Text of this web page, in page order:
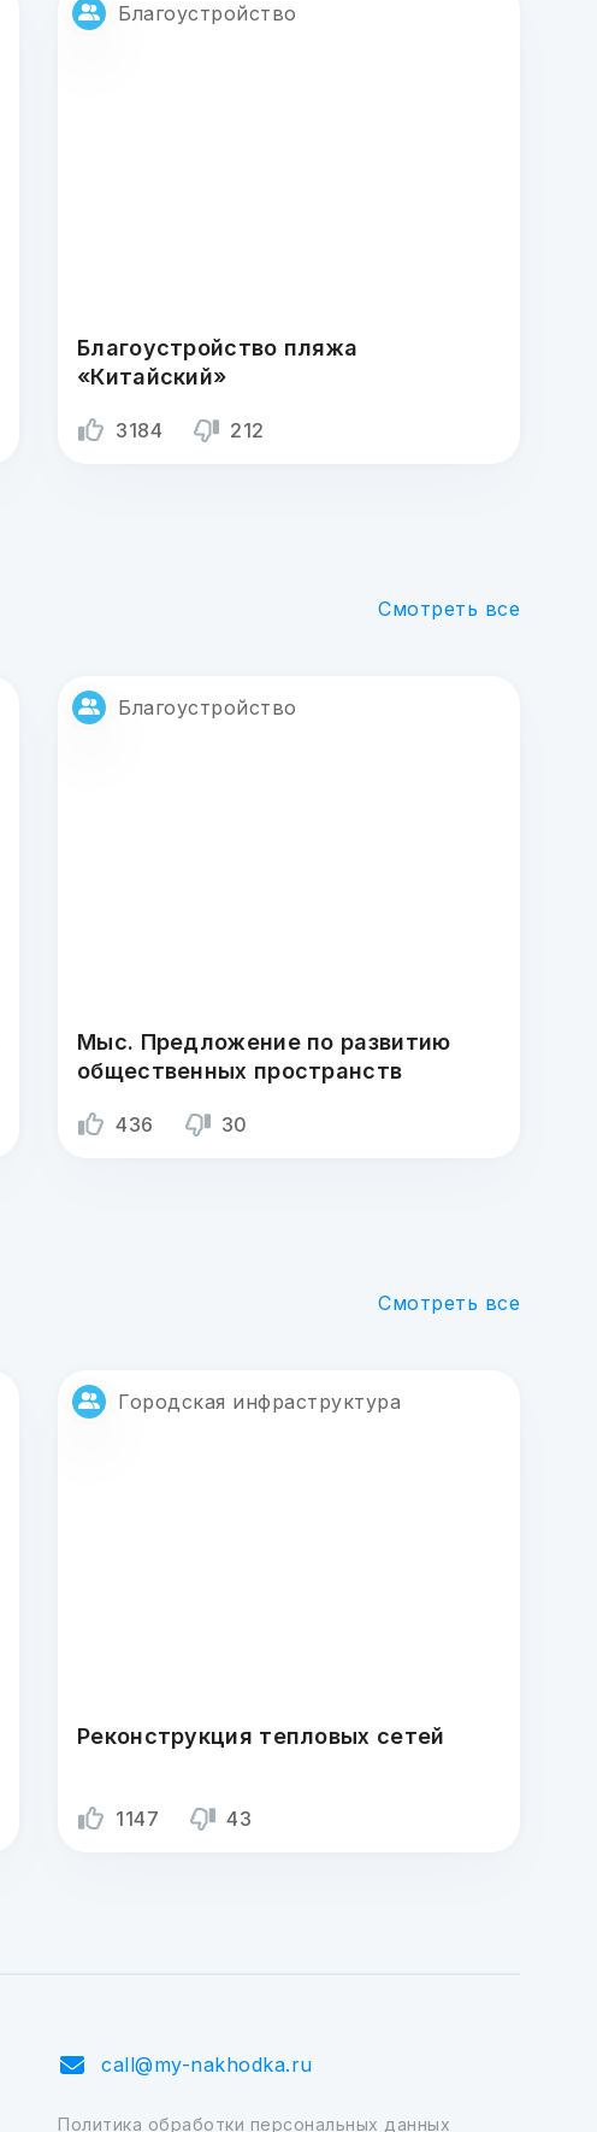
Благоустройство
Благоустройство пляжа
«Китайский»
3184 212
Смотреть все
Благоустройство
Мыс. Предложение по развитию
общественных пространств
436 30
Смотреть все
Городская инфраструктура
Реконструкция тепловых сетей
1147 43
call@my-nakhodka.ru
Политика обработки персональных данных